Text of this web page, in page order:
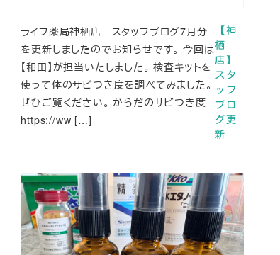
【神
栖
店】
スタ
ッフ
ブロ
グ更
新
ライフ薬局神栖店 スタッフブログ7月分
を更新しましたのでお知らせです。 今回は
【和田】が担当いたしました。 検査キットを
使って体のサビつき度を調べてみました。
ぜひご覧ください。 からだのサビつき度
https://ww […]